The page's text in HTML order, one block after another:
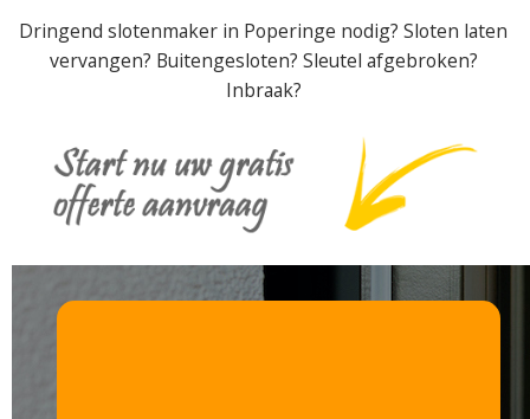
Dringend slotenmaker in Poperinge nodig? Sloten laten
vervangen? Buitengesloten? Sleutel afgebroken?
Inbraak?